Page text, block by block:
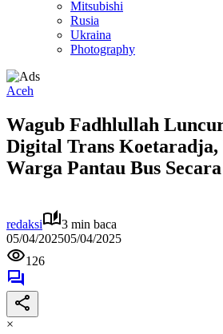
Mitsubishi
Rusia
Ukraina
Photography
Aceh
Wagub Fadhlullah
Digital Trans Koetaradja,
Warga Pantau Bus
redaksi
3 min baca
05/04/202505/04/2025
126
×